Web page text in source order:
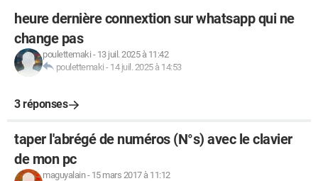
heure dernière connextion sur whatsapp qui ne
change pas
poulettemaki - 13 juil. 2025 à 11:42
poulettemaki - 14 juil. 2025 à 14:53
3 réponses
taper l'abrégé de numéros (N°s) avec le clavier
de mon pc
maguyalain- 15 mars 2017 à 11:12